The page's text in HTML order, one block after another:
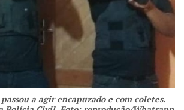
a agir encapuzado e com coletes.